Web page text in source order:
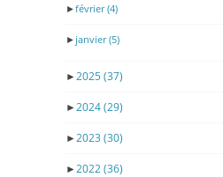
►février(4)
► janvier(5)
►2025(37)
►2024(29)
►2023 (30)
►2022(36)